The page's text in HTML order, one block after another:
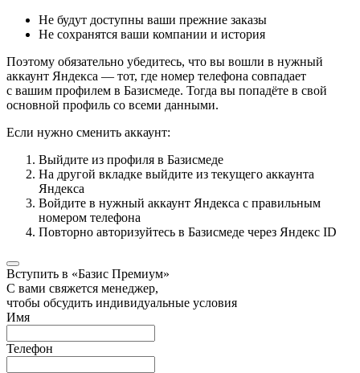
Не будут доступны ваши прежние заказы
Не сохранятся ваши компании и история
Поэтому обязательно убедитесь, что вы вошли в нужный
аккаунт Яндекса — тот, где номер телефона совпадает
с вашим профилем в Базисмеде. Тогда вы попадёте в свой
основной профиль со всеми данными.
Если нужно сменить аккаунт:
Выйдите из профиля в Базисмеде
На другой вкладке выйдите из текущего аккаунта
Яндекса
Войдите в нужный аккаунт Яндекса с правильным
номером телефона
Повторно авторизуйтесь в Базисмеде через Яндекс ID
Вступить в «Базис Премиум»
С вами свяжется менеджер,
чтобы обсудить индивидуальные условия
Имя
Телефон